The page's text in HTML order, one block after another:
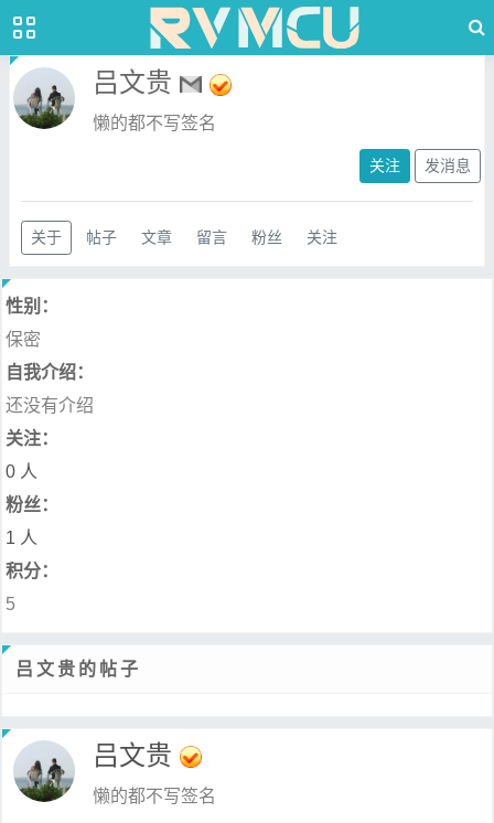
吕文贵
懒的都不写签名
关注 发消息
关于 帖子 文章 留言 粉丝 关注
性别：
保密
自我介绍：
还没有介绍
关注：
0 人
粉丝：
1 人
积分：
5
吕文贵的帖子
吕文贵
懒的都不写签名